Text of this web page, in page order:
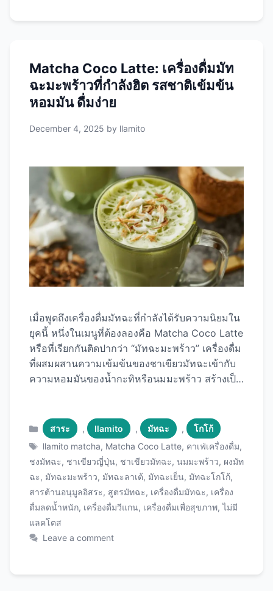
และแอซเท็ก ในอเมริกากลาง เมื่อกว่า 5,000 ปีที่
ทางจิตวิญญาณ การรักษา และการเฉลิมฉลองที่
สำคัญ ในปัจจุบัน พิธีคาเคาได้รับการฟื้นฟูและ
ดัดแปลงให้เหมาะกับยุคสมัย โดยยังคงรักษาหลัก
การเปิดหัวใจ เชื่อมต่อกับตัวเอง และสร้างพื้นที่
เกี่ยวกับคาเคา ยุคมายันและแอซเท็ก สำหรับชาวมา
ยัน โกโก้มีความสำคัญทางจิตวิญญาณอย่างมาก:
ชาวแอซเท็กเชื่อว่าเทพเจ้า Quetzalcoatl (เทพแห่ง
ปัญญาและความรู้) เป็นผู้นำโกโก้มาให้มนุษย์ จึง
ถือว่าโกโก้เป็นของขวัญศักดิ์สิทธิ์ การฟื้นฟูในยุค
ปัจจุบัน ในช่วงทศวรรษ 2000 พิธีคาเคาได้รับการ
ฟื้นฟูโดย: ประโยชน์ของพิธีคาเคา: …Read more
Matcha Coco Latte: เครื่องดื่มมัท
ฉะมะพร้าวที่กำลังฮิต รสชาติเข้มข้น
หอมมัน ดื่มง่าย
December 4, 2025 by llamito
เมื่อพูดถึงเครื่องดื่มมัทฉะที่กำลังได้รับความนิยมใน
ยุคนี้ หนึ่งในเมนูที่ต้องลองคือ Matcha Coco Latte
หรือที่เรียกกันติดปากว่า “มัทฉะมะพร้าว” เครื่องดื่ม
ที่ผสมผสานความเข้มข้นของชาเขียวมัทฉะเข้ากับ
ความหอมมันของน้ำกะทิหรือนมมะพร้าว สร้างเป็น
คืออะไร? Matcha Coco Latte เป็นเครื่องดื่มที่ใช้
ผงมัทฉะคุณภาพดีเป็นส่วนผสมหลัก ผสมกับนม
มะพร้าวหรือกะทิ ซึ่งช่วยเพิ่มความหอมมันและ
ความครีมมี่ให้กับเครื่องดื่ม ทำให้รสชาติไม่เข้มขม
จนเกินไปเหมือนชาเขียวทั่วไป แต่กลับได้ความนุ่ม
นวลและหอมหวานจากมะพร้าวที่ลงตัว สูตรนี้
เหมาะสำหรับคนที่ชอบดื่มเครื่องดื่มที่มีรสชาติไม่
หวานจัด แต่ยังได้สัมผัสความครีมมี่และความหอม
หรือต้องการหลีกเลี่ยงแลคโตส เพราะใช้นม
Categories
สาระ , llamito , มัทฉะ ,
โกโก้
Tags
llamito matcha, Matcha Coco Latte, คาเฟ่เครื่องดื่ม,
ชงมัทฉะ, ชาเขียวญี่ปุ่น, ชาเขียวมัทฉะ, นมมะพร้าว, ผงมัท
ฉะ, มัทฉะมะพร้าว, มัทฉะลาเต้, มัทฉะเย็น, มัทฉะโกโก้,
สารต้านอนุมูลอิสระ, สูตรมัทฉะ, เครื่องดื่มมัทฉะ, เครื่อง
ดื่มลดน้ำหนัก, เครื่องดื่มวีแกน, เครื่องดื่มเพื่อสุขภาพ,ไม่มี
แลคโตส
Leave a comment